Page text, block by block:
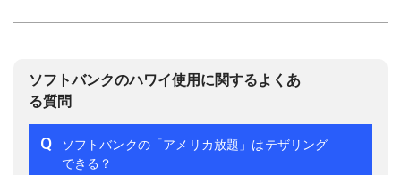
ソフトバンクのハワイ使用に関するよくあ
る質問
Q
ソフトバンクの「アメリカ放題」はテザリング
できる？